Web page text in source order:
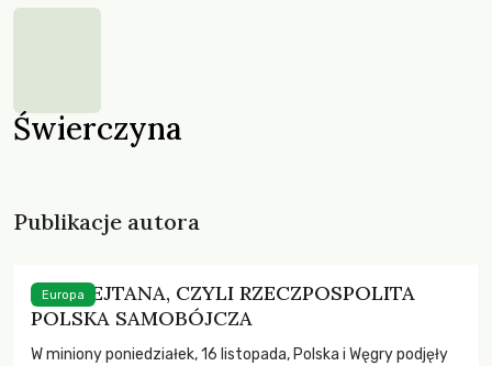
Świerczyna
Publikacje autora
GEN REJTANA, CZYLI RZECZPOSPOLITA
POLSKA SAMOBÓJCZA
W miniony poniedziałek, 16 listopada, Polska i Węgry podjęły
Europa